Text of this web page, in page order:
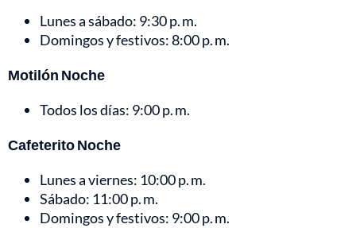
Lunes a sábado: 9:30 p. m.
Domingos y festivos: 8:00 p. m.
Motilón Noche
Todos los días: 9:00 p. m.
Cafeterito Noche
Lunes a viernes: 10:00 p. m.
Sábado: 11:00 p. m.
Domingos y festivos: 9:00 p. m.